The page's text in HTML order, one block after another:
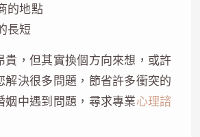
的地點
長短
貴，但其實換個方向來想，或許
解決很多問題，節省許多衝突的
姻中遇到問題，尋求專業心理諮